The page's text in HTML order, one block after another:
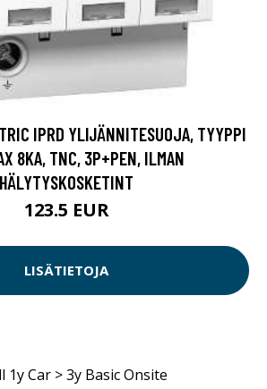
IPRD YLIJÄNNITESUOJA, TYYPPI
8KA, TNC, 3P+PEN, ILMAN
HÄLYTYSKOSKETINT
123.5 EUR
LISÄTIETOJA